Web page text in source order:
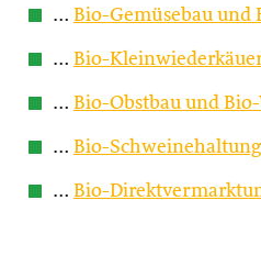
… Bio-Gemüsebau und
… Bio-
… Bio-Obstbau und
… Bio-Schweinehaltung
… Bio-